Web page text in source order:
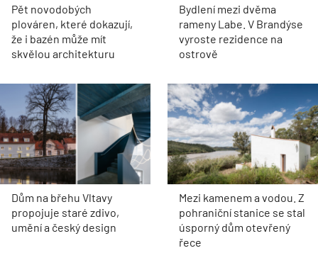
Pět novodobých
plováren, které dokazují,
že i bazén může mít
skvělou architekturu
Bydlení mezi dvěma
rameny Labe. V Brandýse
vyroste rezidence na
ostrově
Dům na břehu Vltavy
propojuje staré zdivo,
umění a český design
Mezi kamenem a vodou. Z
pohraniční stanice se stal
úsporný dům otevřený
řece